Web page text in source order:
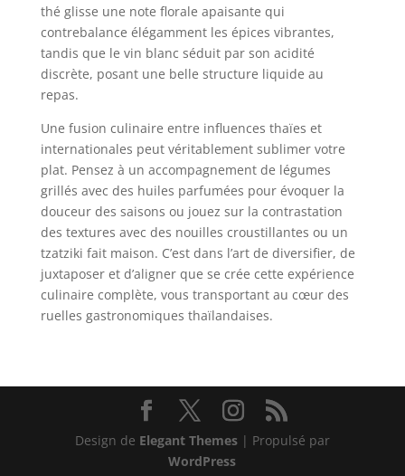
thé glisse une note florale apaisante qui
contrebalance élégamment les épices vibrantes,
tandis que le vin blanc séduit par son acidité
discrète, posant une belle structure liquide au
repas.
Une fusion culinaire entre influences thaïes et
internationales peut véritablement sublimer votre
plat. Pensez à un accompagnement de légumes
grillés avec des huiles parfumées pour évoquer la
douceur des saisons ou jouez sur la contrastation
des textures avec des nouilles croustillantes ou un
tzatziki fait maison. C’est dans l’art de diversifier, de
juxtaposer et d’aligner que se crée cette expérience
culinaire complète, vous transportant au cœur des
ruelles gastronomiques thaïlandaises.
Design de Elegant Themes| Propulsé par
WordPress